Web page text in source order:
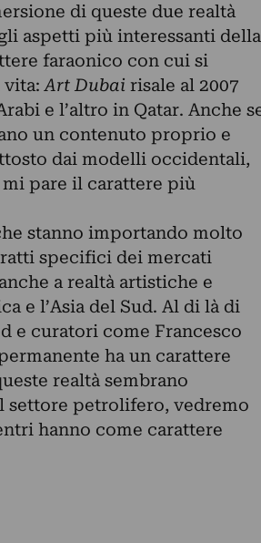
di queste due realtà
aspetti più interessanti della
faraonico con cui si
vita:Art Dubai risale al 2007
e l’altro in Qatar. Anche
un contenuto proprio e
dai modelli occidentali,
pare il carattere più
stanno importando molto
specifici dei mercati
a realtà artistiche e
e l’Asia del Sud. Al di là di
e curatori come Francesco
ha un carattere
realtà sembrano
settore petrolifero, vedremo
hanno come carattere